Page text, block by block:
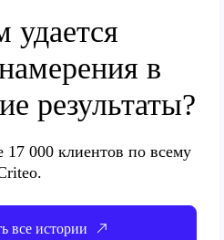
удается
в
результаты?
17 000 клиентов по всему
все истории